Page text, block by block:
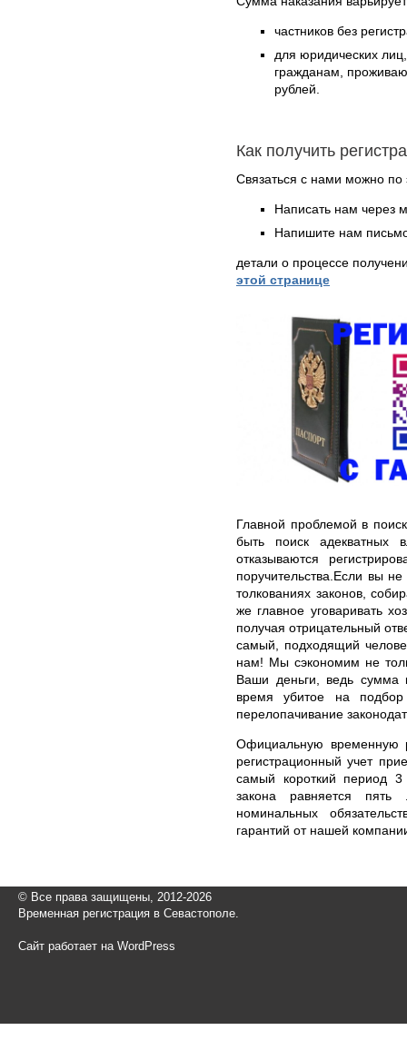
частников без
для юридических
гражданам,
рублей.
Как получить
Связаться с нами можно по
Написать нам через
Напишите нам
детали о процессе
этой странице
Главной проблемой в
быть поиск адекватных
отказываются
поручительства.Если вы
толкованиях законов,
же главное уговаривать
получая отрицательный
самый, подходящий
нам! Мы сэкономим не
Ваши деньги, ведь сумма
время убитое на
перелопачивание
Официальную временную
регистрационный учет
самый короткий период
закона равняется
номинальных
гарантий от нашей
© Все права защищены, 2012-2026
Временная регистрация в Севастополе.
Сайт работает на WordPress